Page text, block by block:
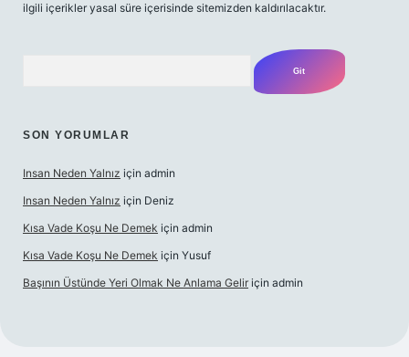
ilgili içerikler yasal süre içerisinde sitemizden kaldırılacaktır.
SON YORUMLAR
Insan Neden Yalnız için admin
Insan Neden Yalnız için Deniz
Kısa Vade Koşu Ne Demek için admin
Kısa Vade Koşu Ne Demek için Yusuf
Başının Üstünde Yeri Olmak Ne Anlama Gelir için admin